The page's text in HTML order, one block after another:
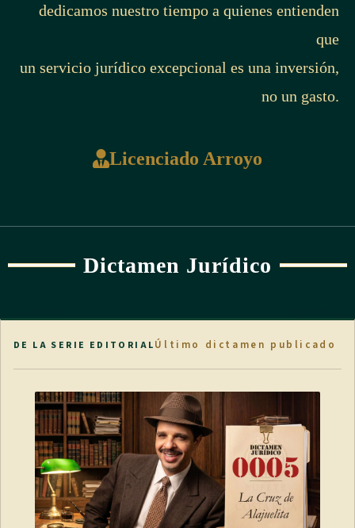
dedicamos nuestro tiempo a quienes entienden
que
un servicio jurídico excepcional es una inversión,
no un gasto.
Licenciado Arroyo
Dictamen Jurídico
DE LA SERIE EDITORIALÚltimo dictamen publicado